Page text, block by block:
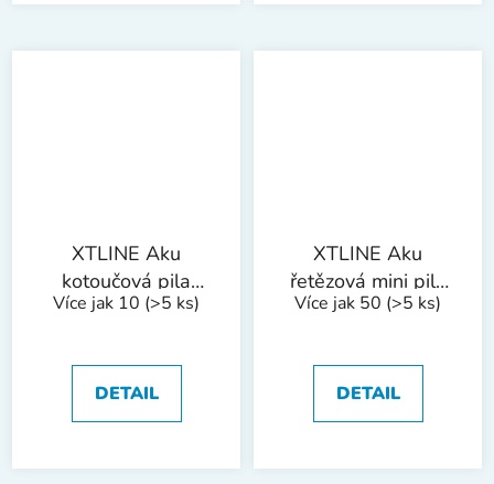
XTLINE Aku
kotoučová pila
bezuhlíková 18 V,
baterie 5.0 Ah +
nabíječka 3.5 A +
rukavice + box
Více jak 10 (>5 ks)
DETAIL
XTLINE Aku
řetězová mini pila
18 V + baterie 2.0
A
Více jak 50 (>5 ks)
DETAIL